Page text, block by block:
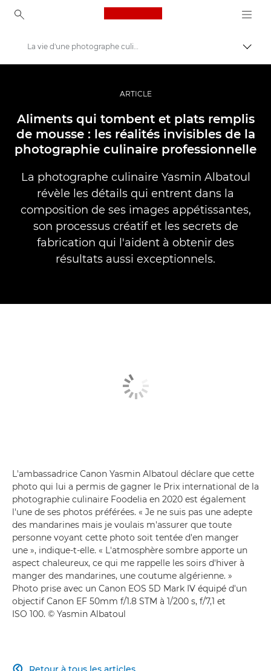
Canon Logo, back to
Vidéo et photographie professionnelles
Histoires
La vie d'une photographe culinaire professionnelle
ARTICLE
Aliments qui tombent et plats remplis
de mousse : les réalités invisibles de la
photographie culinaire professionnelle
La photographe culinaire Yasmin Albatoul
révèle les détails qui entrent dans la
composition de ses images appétissantes,
son processus créatif et les secrets de
fabrication qui l'aident à obtenir des
résultats aussi exceptionnels.
L'ambassadrice Canon Yasmin Albatoul déclare que cette
photo qui lui a permis de gagner le Prix international de la
photographie culinaire Foodelia en 2020 est également
l'une de ses photos préférées. « Je ne suis pas une adepte
des mandarines mais je voulais m'assurer que toute
personne voyant cette photo soit tentée d'en manger
une », indique-t-elle. « L'atmosphère sombre apporte un
aspect chaleureux, ce qui me rappelle les soirs d'hiver à
manger des mandarines, une coutume algérienne. »
Photo prise avec un Canon EOS 5D Mark IV équipé d'un
objectif Canon EF 50mm f/1.8 STM à 1/200 s, f/7,1 et
ISO 100. © Yasmin Albatoul
